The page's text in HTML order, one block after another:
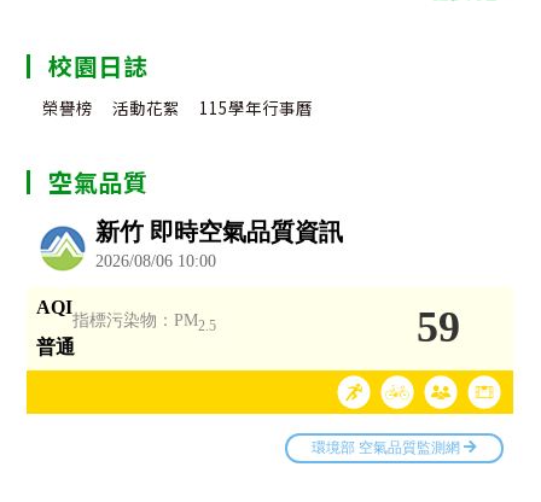
校園日誌
榮譽榜 活動花絮 115學年行事曆
空氣品質